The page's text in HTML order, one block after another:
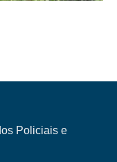
Policiais e